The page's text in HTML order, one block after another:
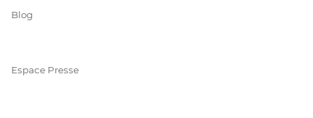
Blog
Espace Presse